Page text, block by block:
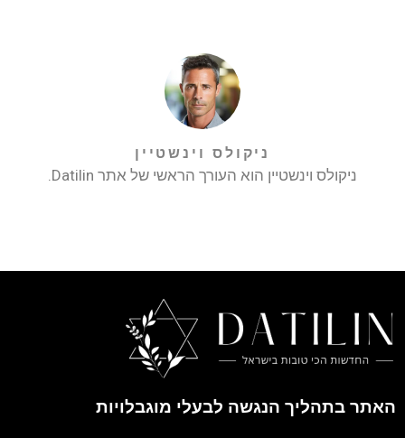
ניקולס וינשטיין
ניקולס וינשטיין הוא העורך הראשי של אתר Datilin.
האתר בתהליך הנגשה לבעלי מוגבלויות